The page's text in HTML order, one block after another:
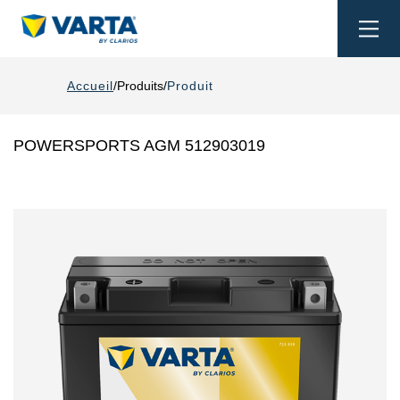
Accueil Produits Produit
POWERSPORTS AGM 512903019